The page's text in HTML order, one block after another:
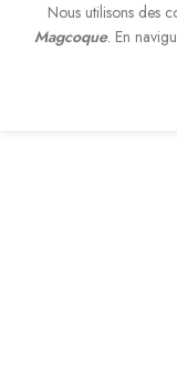
Nous utilisons des
Magcoque. En